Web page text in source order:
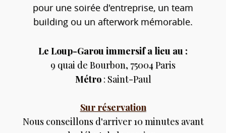
pour une soirée d'entreprise, un team
building ou un afterwork mémorable.
Le Loup-Garou immersif a lieu au :
9 quai de Bourbon, 75004 Paris
Métro: Saint-Paul
Sur réservation
Nous conseillons d'arriver 10 minutes avant